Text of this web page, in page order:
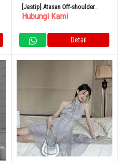
[Jastip] Atasan Off-shoulder
Pola Zebra Panjang Mini Seksi L
Hubungi Kami
Detail